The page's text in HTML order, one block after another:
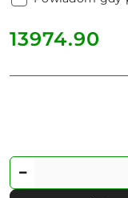
cena:
13974.90
Ilość